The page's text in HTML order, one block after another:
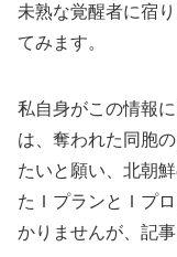
未熟な覚醒者に宿
てみます。
私自身がこの情報
は、奪われた同胞
たいと願い、北朝
たＩプランとＩプ
かりませんが、記